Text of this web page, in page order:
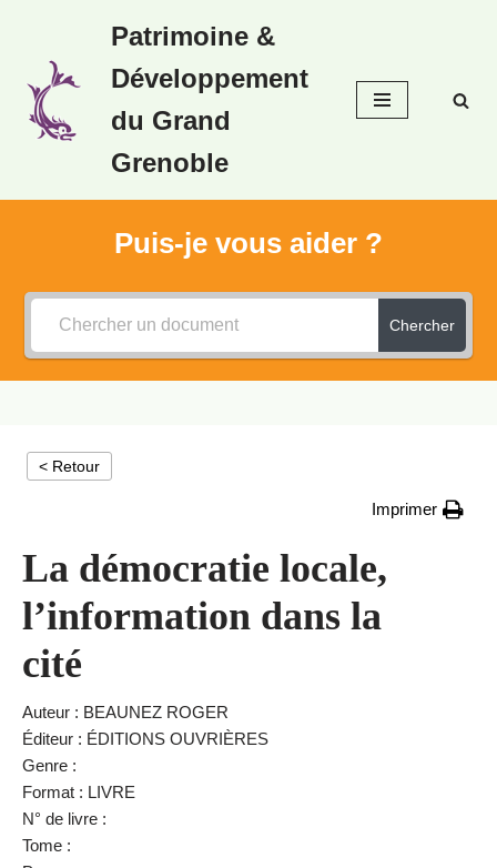
au
contenu
Patrimoine &
Développement
du Grand
Grenoble
Puis-je vous aider ?
Chercher
< Retour
Imprimer
La démocratie locale,
l’information dans la
cité
Auteur : BEAUNEZ ROGER
Éditeur : ÉDITIONS OUVRIÈRES
Genre :
Format : LIVRE
N° de livre :
Tome :